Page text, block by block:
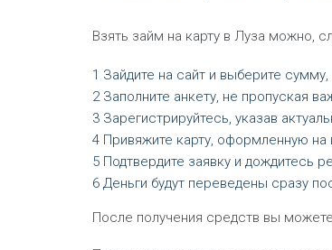
Взять займ на карту в Луза можно,
Зайдите на сайт и выберите
Заполните анкету, не пропуская
Зарегистрируйтесь, указав
Привяжите карту, оформленную на
Подтвердите заявку и дождитесь
Деньги будут переведены сразу
После получения средств вы